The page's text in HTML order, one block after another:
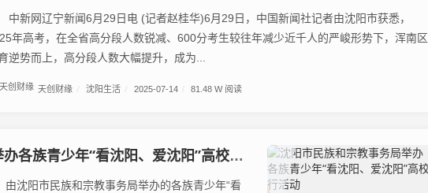
新网辽宁新闻6月29日电 (记者赵桂华)6月29日，中国新闻社记者由沈阳市获悉，
年高考，在全省高分段人数锐减、600分考生较往年减少近千人的严峻形势下，浑南区
逆势而上，高分段人数大幅提升，成为...
天创财缘 沈阳生活 2025-07-14 81.48 W 阅读
族青少年“看沈阳、爱沈阳”高校行活动
阳市民族和宗教事务局举办的各族青少年“看